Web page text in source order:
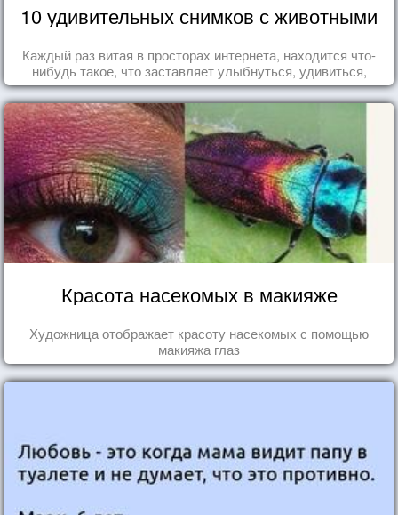
10 удивительных снимков с животными
Каждый раз витая в просторах интернета, находится что-
нибудь такое, что заставляет улыбнуться, удивиться,
восхититься...
Красота насекомых в макияже
Художница отображает красоту насекомых с помощью
макияжа глаз